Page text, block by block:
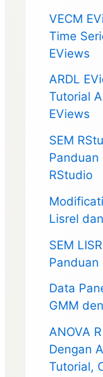
VECM
Time
EViews
ARDL
Tutorial
EViews
SEM
Panduan
RStudio
Lisrel
SEM
Panduan
Data
GMM
ANOVA
Dengan
Tutorial,